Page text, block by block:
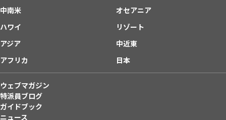
中南米
オセアニア
ハワイ
リゾート
アジア
中近東
アフリカ
日本
ウェブマガジン
特派員ブログ
ガイドブック
ニュース